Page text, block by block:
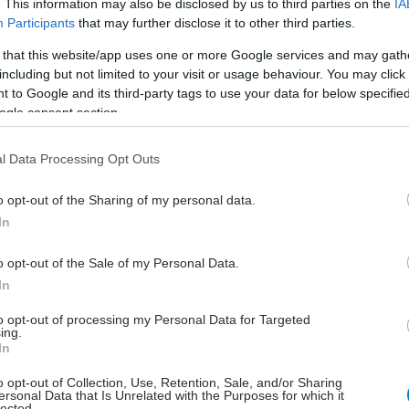
This information may also be disclosed by us to third parties on the
Participants that may further disclose it to other third parties.
that this website/app uses one or more Google services and may
but not limited to your visit or usage behaviour. You may
to Google and its third-party tags to use your data for below
consent section.
Data Processing Opt Outs
opt-out of the Sharing of my personal data.
opt-out of the Sale of my Personal Data.
opt-out of processing my Personal Data for Targeted
opt-out of Collection, Use, Retention, Sale, and/or Sharing
Data that Is Unrelated with the Purposes for which it
μου, με φροντίζω, πιστεύω σε
Το workshop που οργάνωσε η
Ελληνική Εταιρεία Εμμηνόπαυσης
συναντήσεις της ομάδας.
απομόνωση μετά την
αυξημένο κίνδυνο
υψηλό επίπεδο μοναξιάς και